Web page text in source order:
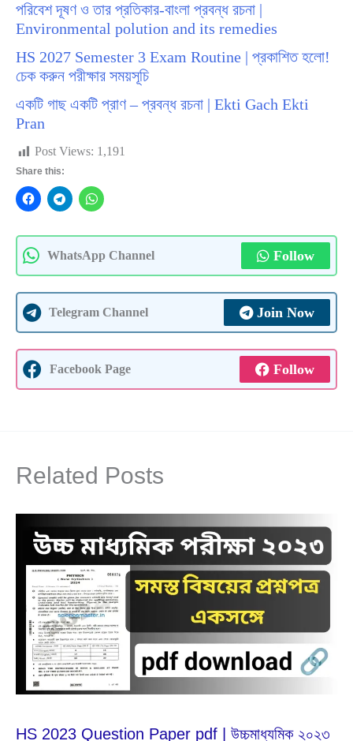
পরিবেশ দূষণ ও তার প্রতিকার-বাংলা প্রবন্ধ রচনা |
Environmental polution and its remedies
HS 2027 Semester 3 Exam Routine | প্রকাশিত হলো!
চেক করুন পরীক্ষার সময়সূচি
একটি গাছ একটি প্রাণ – প্রবন্ধ রচনা | Ekti Gach Ekti
Pran
Post Views: 1,191
Share this:
WhatsApp Channel Follow
Telegram Channel Join Now
Facebook Page Follow
Related Posts
HS 2023 Question Paper pdf | উচ্চমাধ্যমিক ২০২৩